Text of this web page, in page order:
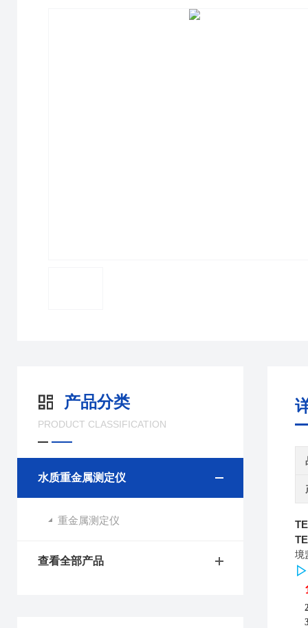
产品分类
PRODUCT CLASSIFICATION
水质重金属测定仪
重金属测定仪
查看全部产品
境
▷